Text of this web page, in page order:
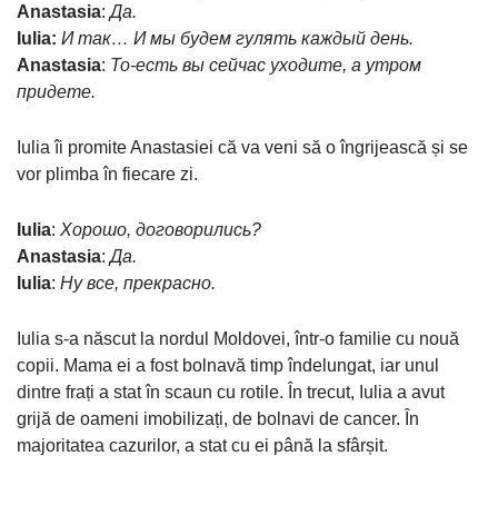
Anastasia:Да.
Iulia: И так… И мы будем гулять каждый день.
Anastasia: То-есть вы сейчас уходите, а утром
придете.
Iulia îi promite Anastasiei că va veni să o îngrijească și se
vor plimba în fiecare zi.
Iulia: Хорошо, договорились?
Anastasia:Да.
Iulia: Ну все, прекрасно.
Iulia s-a născut la nordul Moldovei, într-o familie cu nouă
copii. Mama ei a fost bolnavă timp îndelungat, iar unul
dintre frați a stat în scaun cu rotile. În trecut, Iulia a avut
grijă de oameni imobilizați, de bolnavi de cancer. În
majoritatea cazurilor, a stat cu ei până la sfârșit.